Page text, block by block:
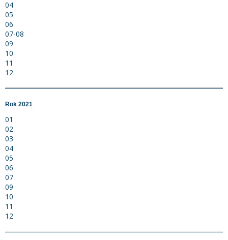
04
05
06
07-08
09
10
11
12
Rok 2021
01
02
03
04
05
06
07
09
10
11
12